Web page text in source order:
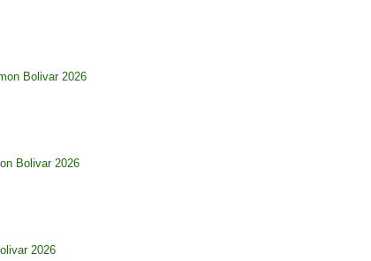
Bolivar 2026
Bolivar 2026
2026